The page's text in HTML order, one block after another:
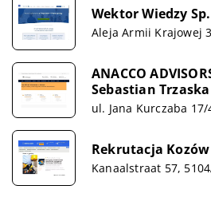
Wektor Wiedzy
Aleja Armii Krajowej
ANACCO
Sebastian Trzaska
ul. Jana Kurczaba
Rekrutacja Kozów
Kanaalstraat 57,